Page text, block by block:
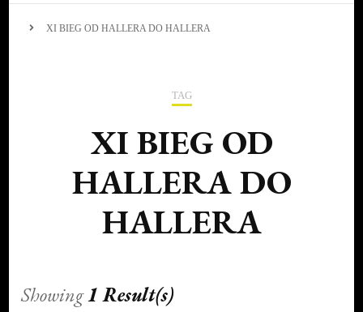
XI BIEG OD HALLERA DO HALLERA
TAG
XI BIEG OD
HALLERA DO
HALLERA
Showing1 Result(s)